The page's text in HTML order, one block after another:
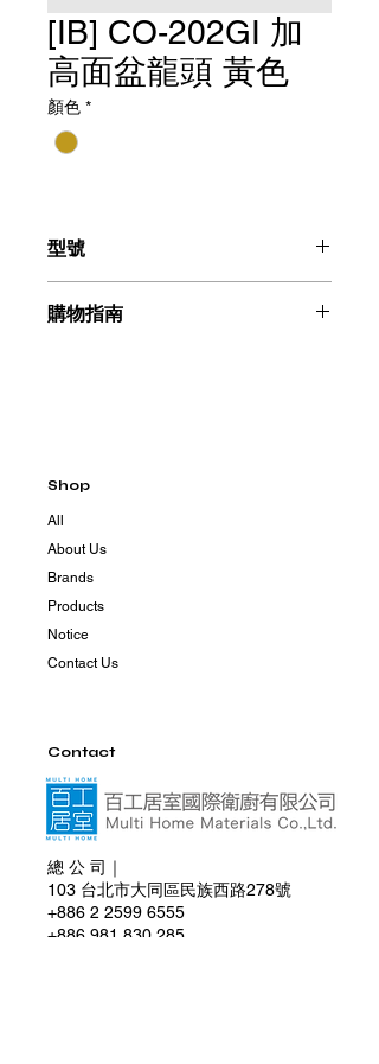
[IB] CO-202GI 加
高面盆龍頭 黃色
顏色 *
型號
購物指南
Shop
All
About Us
Brands
Products
Notice
Contact Us
Contact
總 公 司｜
103 台北市大同區民族西路278號
+886 2 2599 6555
+886 981 830 285